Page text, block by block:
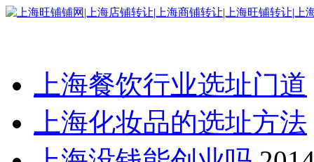
上海餐饮行业选址门道
上海化妆品的选址方法